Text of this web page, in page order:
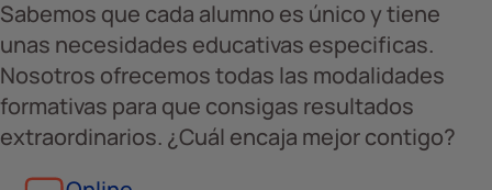
Sabemos que cada alumno es único y tiene
unas necesidades educativas especificas.
Nosotros ofrecemos todas las modalidades
formativas para que consigas resultados
extraordinarios. ¿Cuál encaja mejor contigo?